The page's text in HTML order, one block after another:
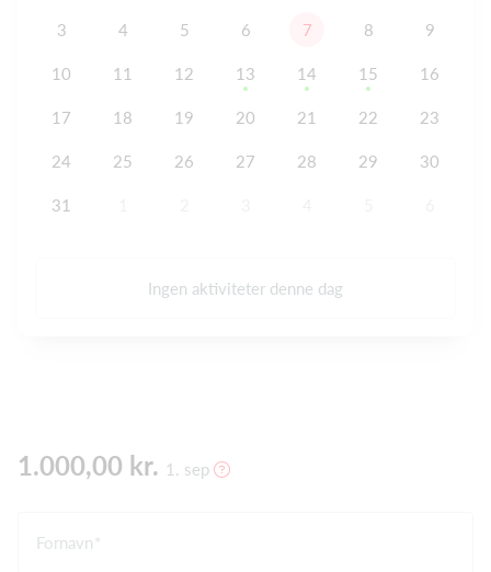
3 4 5 6 7 8 9
10 11 12 13 14 15 16
17 18 19 20 21 22 23
24 25 26 27 28 29 30
31
Ingen aktiviteter denne dag
1.000,00 kr. 1. sep
Fornavn